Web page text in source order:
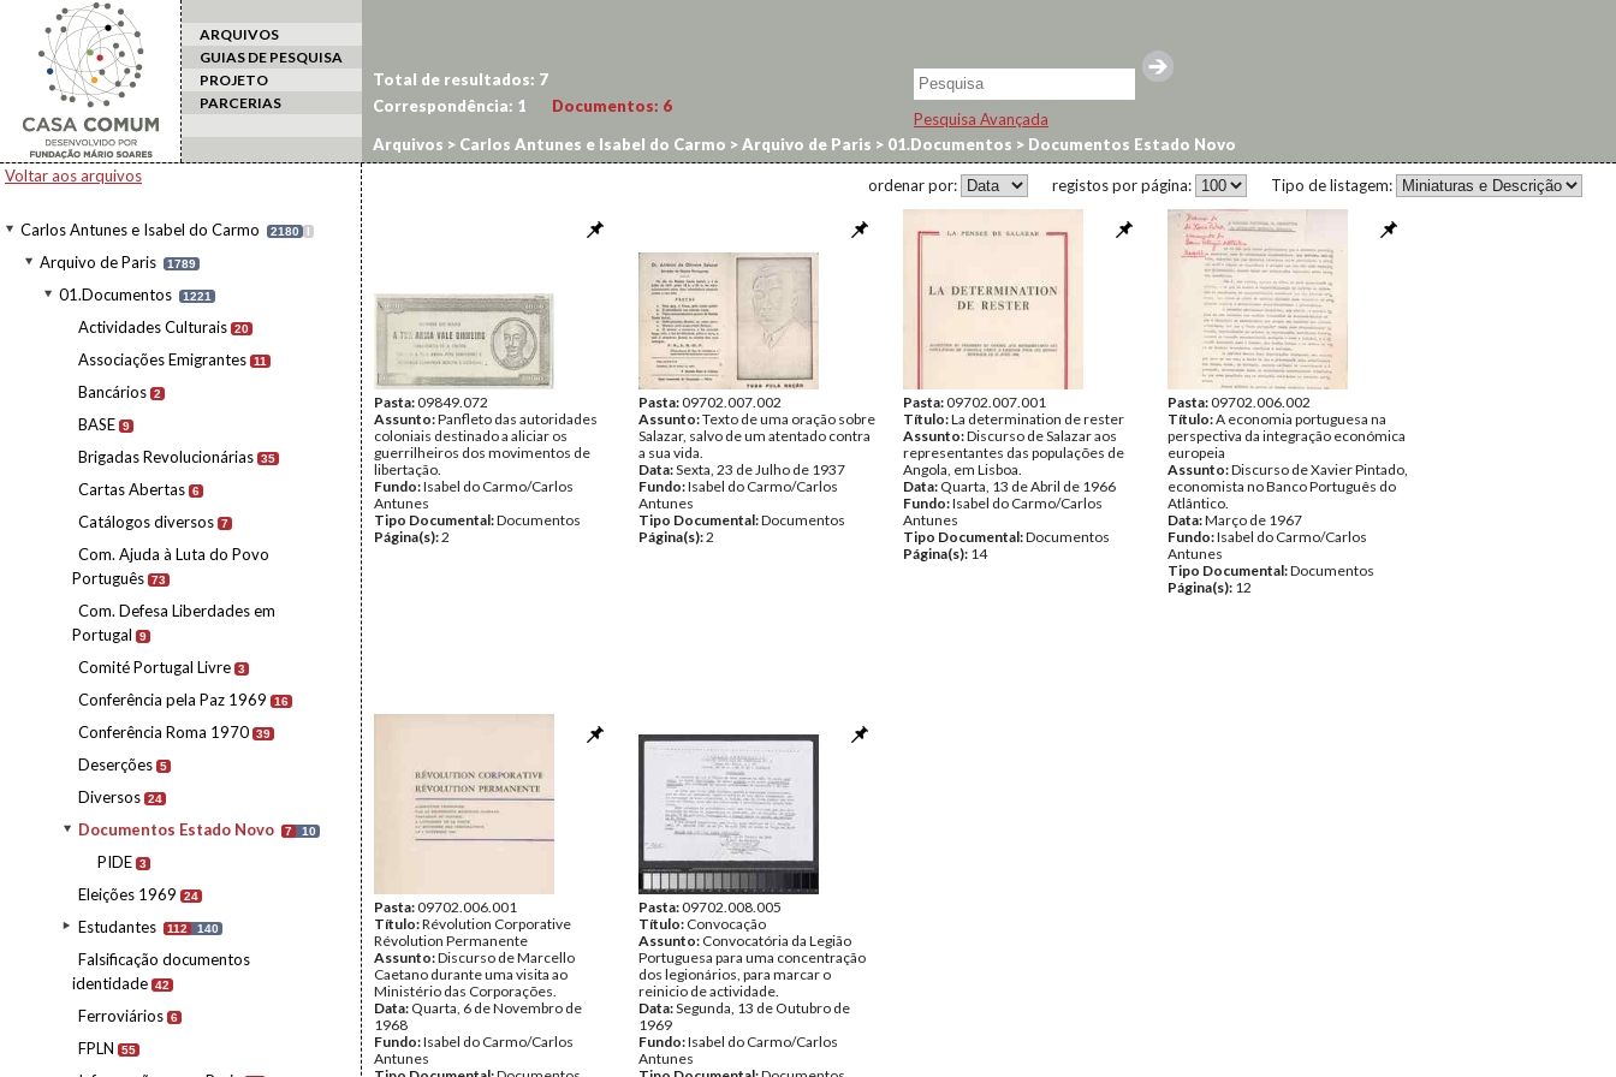
ARQUIVOS
GUIAS DE PESQUISA
PROJETO
PARCERIAS
Pesquisa Avançada
Voltar aos arquivos
Carlos Antunes e Isabel do Carmo 2180 I
Arquivo de Paris 1789
01.Documentos 1221
Actividades Culturais 20
Associações Emigrantes 11
Bancários 2
BASE 9
Brigadas Revolucionárias 35
Cartas Abertas 6
Catálogos diversos 7
Com. Ajuda à Luta do Povo
Português 73
Com. Defesa Liberdades em
Portugal
9
Comité Portugal Livre 3
Conferência pela Paz 1969 16
Conferência Roma 1970 39
Deserções 5
Diversos 24
Documentos Estado Novo 7 10
PIDE 3
Eleições 1969 24
Estudantes 112 140
Falsificação documentos
identidade 42
Ferroviários 6
FPLN 55
Total de resultados: 7
Correspondência: 1 Documentos: 6
Arquivos > Carlos Antunes e Isabel do Carmo >Arquivo de Paris > 01.Documentos > Documentos Estado Novo
Tipo de listagem:
registos por página:
ordenar por:
Pasta:09849.072
Assunto:Panfleto das autoridades
coloniais destinado a aliciar os
guerrilheiros dos movimentos de
libertação.
Fundo:Isabel do Carmo/Carlos
Antunes
Tipo Documental:Documentos
Página(s):2
Pasta:09702.007.002
Assunto:Texto de uma oração sobre
Salazar, salvo de um atentado contra
a sua vida.
Data:Sexta, 23 de Julho de 1937
Fundo:Isabel do Carmo/Carlos
Antunes
Tipo Documental:Documentos
Página(s):2
Pasta:09702.007.001
Título:La determination de rester
Assunto:Discurso de Salazar aos
representantes das populações de
Angola, em Lisboa.
Data: Quarta, 13 de Abril de 1966
Fundo:Isabel do Carmo/Carlos
Antunes
Tipo Documental:Documentos
Página(s): 14
Pasta:09702.006.002
Título:A economia portuguesa na
perspectiva da integração económica
europeia
Assunto:Discurso de Xavier Pintado,
economista no Banco Português do
Atlântico.
Data:Março de 1967
Fundo:Isabel do Carmo/Carlos
Antunes
Tipo Documental:Documentos
Página(s): 12
Pasta:09702.006.001
Título:Révolution Corporative
Révolution Permanente
Assunto:Discurso de Marcello
Caetano durante uma visita ao
Ministério das Corporações.
Data: Quarta, 6 de Novembro de
1968
Fundo:Isabel do Carmo/Carlos
Antunes
Pasta:09702.008.005
Título: Convocação
Assunto: Convocatória da Legião
Portuguesa para uma concentração
dos legionários, para marcar o
reinicio de actividade.
Data:Segunda, 13 de Outubro de
1969
Fundo:Isabel do Carmo/Carlos
Antunes